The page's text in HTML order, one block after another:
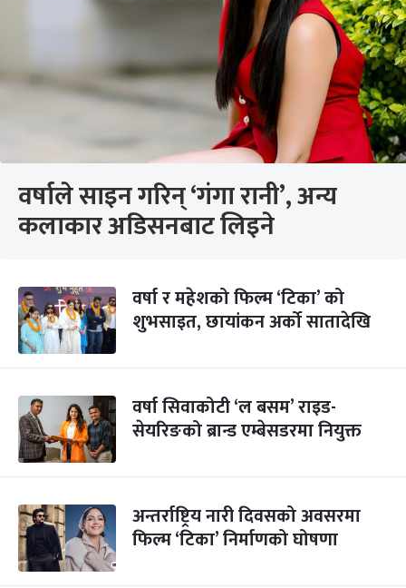
वर्षाले साइन गरिन् ‘गंगा रानी’, अन्य
कलाकार अडिसनबाट लिइने
वर्षा र महेशको फिल्म ‘टिका’ को
शुभसाइत, छायांकन अर्को सातादेखि
वर्षा सिवाकोटी ‘ल बसम’ राइड-
सेयरिङको ब्रान्ड एम्बेसडरमा नियुक्त
अन्तर्राष्ट्रिय नारी दिवसको अवसरमा
फिल्म ‘टिका’ निर्माणको घोषणा